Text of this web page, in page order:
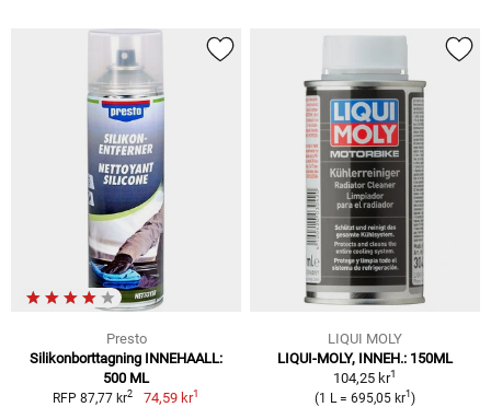
Presto
Silikonborttagning INNEHAALL:
500 ML
RFP 87,77 kr2 74,59 kr1
LIQUI MOLY
LIQUI-MOLY, INNEH.: 150ML
104,25 kr1
(1 L = 695,05 kr1 )